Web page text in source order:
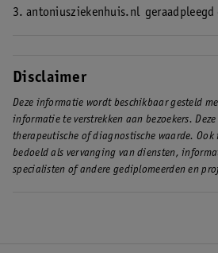
3. antoniusziekenhuis.nl
Disclaimer
Deze informatie wordt beschikbaar gesteld
informatie te verstrekken aan bezoekers.
therapeutische of diagnostische waarde.
bedoeld als vervanging van diensten,
specialisten of andere gediplomeerden en